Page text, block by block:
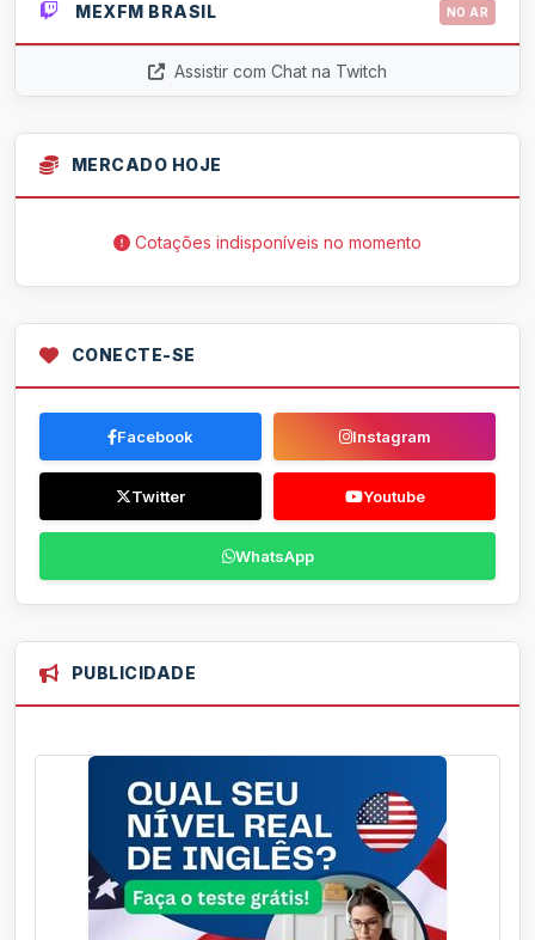
MEXFM BRASIL NO AR
Assistir com Chat na Twitch
MERCADO HOJE
Cotações indisponíveis no momento
CONECTE-SE
Facebook Instagram
Twitter Youtube
WhatsApp
PUBLICIDADE